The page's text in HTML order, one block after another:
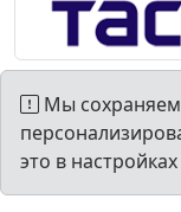
Мы сохраняем
это в